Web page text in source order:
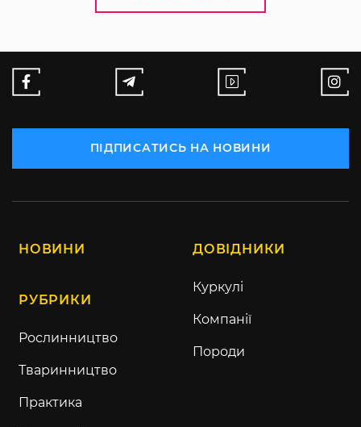
ПІДПИСАТИСЬ НА НОВИНИ
НОВИНИ
РУБРИКИ
Рослинництво
Тваринництво
Практика
ДОВІДНИКИ
Куркулі
Компанії
Породи